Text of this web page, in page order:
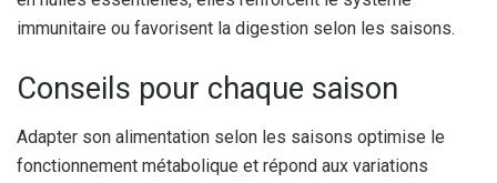
immunitaire ou favorisent la digestion selon les saisons.
Conseils pour chaque saison
Adapter son alimentation selon les saisons optimise le
fonctionnement métabolique et répond aux variations